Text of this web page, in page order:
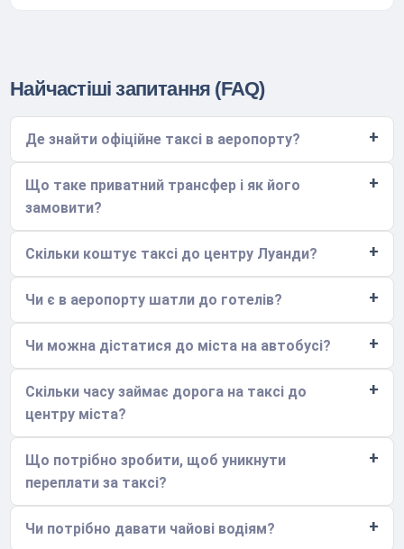
Найчастіші запитання (FAQ)
Де знайти офіційне таксі в аеропорту?
Що таке приватний трансфер і як його
замовити?
Скільки коштує таксі до центру Луанди?
Чи є в аеропорту шатли до готелів?
Чи можна дістатися до міста на автобусі?
Скільки часу займає дорога на таксі до
центру міста?
Що потрібно зробити, щоб уникнути
переплати за таксі?
Чи потрібно давати чайові водіям?